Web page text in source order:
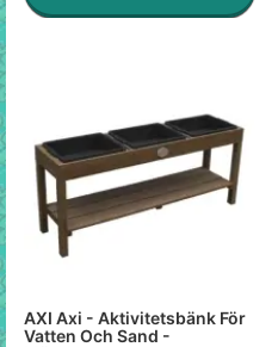
AXI Axi - Aktivitetsbänk För
Vatten Och Sand -